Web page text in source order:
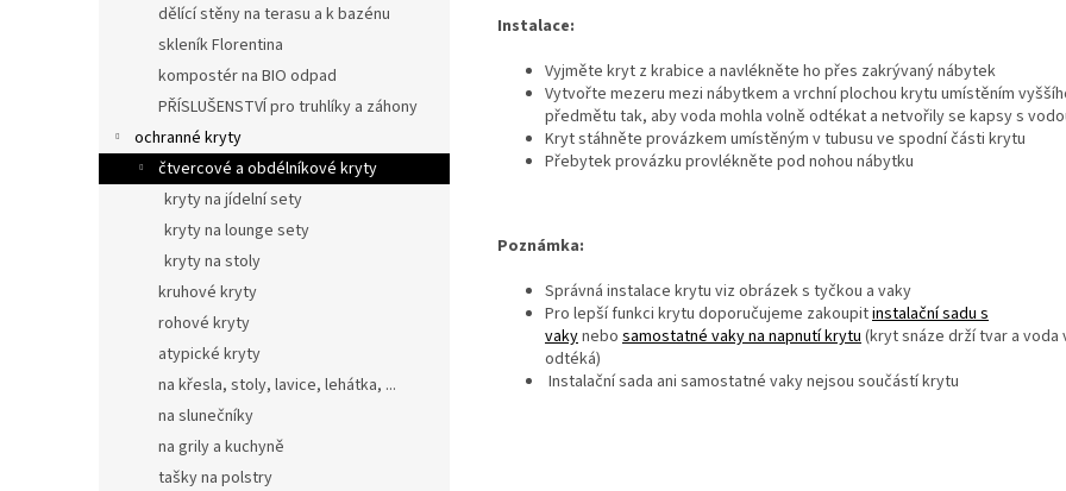
dělící stěny na terasu a k bazénu
skleník Florentina
kompostér na BIO odpad
PŘÍSLUŠENSTVÍ pro truhlíky a záhony
ochranné kryty
čtvercové a obdélníkové kryty
kryty na jídelní sety
kryty na lounge sety
kryty na stoly
kruhové kryty
rohové kryty
atypické kryty
na křesla, stoly, lavice, lehátka, ...
na slunečníky
na grily a kuchyně
tašky na polstry
Instalace:
Vyjměte kryt z krabice a navlékněte ho přes zakrývaný nábytek
Vytvořte mezeru mezi nábytkem a vrchní plochou krytu umístěním
předmětu tak, aby voda mohla volně odtékat a netvořily se kapsy s
Kryt stáhněte provázkem umístěným v tubusu ve spodní části krytu
Přebytek provázku provlékněte pod nohou nábytku
Poznámka:
Správná instalace krytu viz obrázek s tyčkou a vaky
Pro lepší funkci krytu doporučujeme zakoupitinstalační sadu s
vakynebo samostatné vaky na napnutí krytu (kryt snáze drží tvar a voda
odtéká)
Instalační sada ani samostatné vaky nejsou součástí krytu